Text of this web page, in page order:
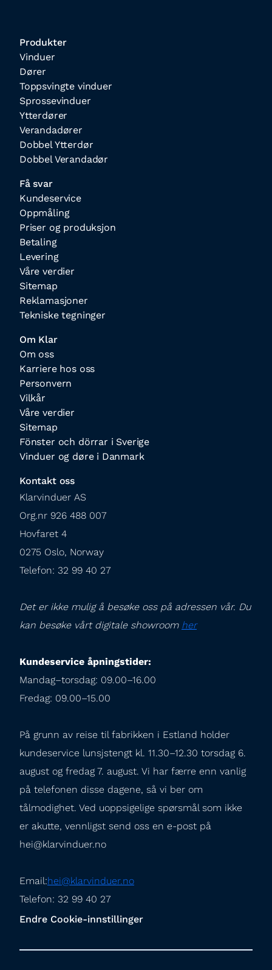
Produkter
Vinduer
Dører
Toppsvingte vinduer
Sprossevinduer
Ytterdører
Verandadører
Dobbel Ytterdør
Dobbel Verandadør
Få svar
Kundeservice
Oppmåling
Priser og produksjon
Betaling
Levering
Våre verdier
Sitemap
Reklamasjoner
Tekniske tegninger
Om Klar
Om oss
Karriere hos oss
Personvern
Vilkår
Våre verdier
Sitemap
Fönster och dörrar i Sverige
Vinduer og døre i Danmark
Kontakt oss
Klarvinduer AS
Org.nr 926 488 007
Hovfaret 4
0275 Oslo, Norway
Telefon: 32 99 40 27
Det er ikke mulig å besøke oss på adressen vår. Du
kan besøke vårt digitale showroom her
Kundeservice åpningstider:
Mandag–torsdag: 09.00–16.00
Fredag: 09.00–15.00
På grunn av reise til fabrikken i Estland holder
kundeservice lunsjstengt kl. 11.30–12.30 torsdag 6.
august og fredag 7. august. Vi har færre enn vanlig
på telefonen disse dagene, så vi ber om
tålmodighet. Ved uoppsigelige spørsmål som ikke
er akutte, vennligst send oss en e-post på
hei@klarvinduer.no
Email:hei@klarvinduer.no
Telefon: 32 99 40 27
Endre Cookie-innstillinger